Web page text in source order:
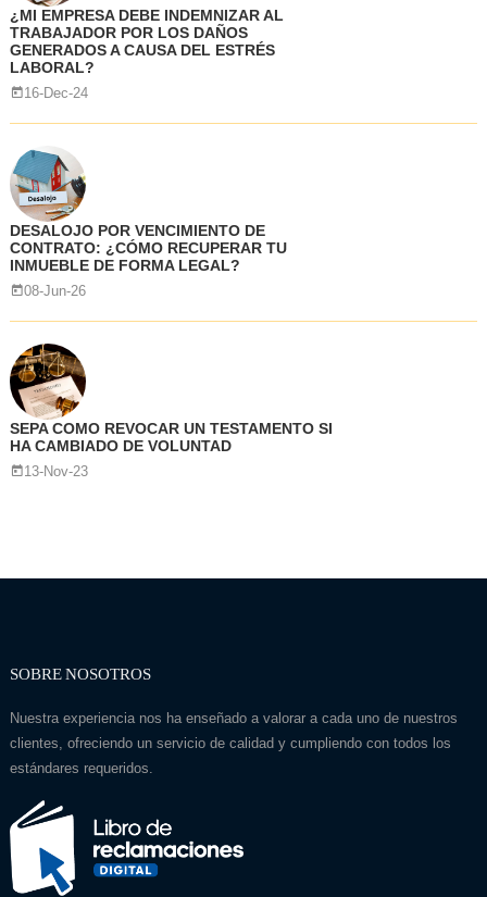
¿MI EMPRESA DEBE INDEMNIZAR AL
TRABAJADOR POR LOS DAÑOS
GENERADOS A CAUSA DEL ESTRÉS
LABORAL?
16-Dec-24
DESALOJO POR VENCIMIENTO DE
CONTRATO: ¿CÓMO RECUPERAR TU
INMUEBLE DE FORMA LEGAL?
08-Jun-26
SEPA COMO REVOCAR UN TESTAMENTO SI
HA CAMBIADO DE VOLUNTAD
13-Nov-23
SOBRE NOSOTROS
Nuestra experiencia nos ha enseñado a valorar a cada uno de nuestros
clientes, ofreciendo un servicio de calidad y cumpliendo con todos los
estándares requeridos.